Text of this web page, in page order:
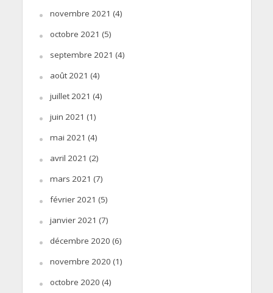
novembre 2021 (4)
octobre 2021 (5)
septembre 2021 (4)
août 2021 (4)
juillet 2021 (4)
juin 2021 (1)
mai 2021 (4)
avril 2021 (2)
mars 2021 (7)
février 2021 (5)
janvier 2021 (7)
décembre 2020 (6)
novembre 2020 (1)
octobre 2020 (4)